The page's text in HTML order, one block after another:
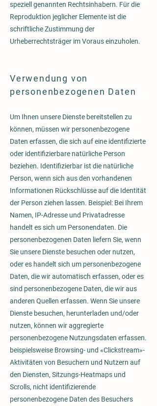
speziell genannten Rechtsinhabern. Für die
Reproduktion jeglicher Elemente ist die
schriftliche Zustimmung der
Urheberrechtsträger im Voraus einzuholen.
Verwendung von
personenbezogenen Daten
Um Ihnen unsere Dienste bereitstellen zu
können, müssen wir personenbezogene
Daten erfassen, die sich auf eine identifizierte
oder identifizierbare natürliche Person
beziehen. Identifizierbar ist die natürliche
Person, wenn sich aus den vorhandenen
Informationen Rückschlüsse auf die Identität
der Person ziehen lassen. Beispiel: Bei Ihrem
Namen, IP-Adresse und Privatadresse
handelt es sich um Personendaten. Die
personenbezogenen Daten liefern Sie, wenn
Sie unsere Dienste besuchen oder nutzen,
oder es handelt sich um personenbezogene
Daten, die wir automatisch erfassen, oder es
sind personenbezogene Daten, die wir aus
anderen Quellen erfassen. Wenn Sie unsere
Dienste besuchen, herunterladen und/oder
nutzen, können wir aggregierte
personenbezogene Nutzungsdaten erfassen.
beispielsweise Browsing- und «Clickstream»-
Aktivitäten von Besuchern und Nutzern auf
den Diensten, Sitzungs-Heatmaps und
Scrolls, nicht identifizierende
personenbezogene Daten des Besuchers